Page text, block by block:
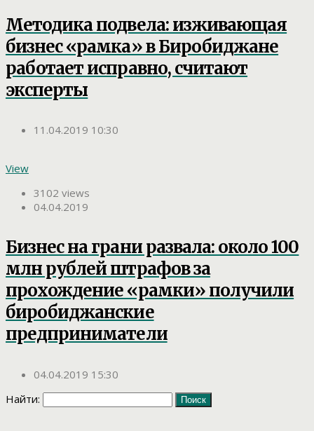
Методика подвела: изживающая
бизнес «рамка» в Биробиджане
работает исправно, считают
эксперты
11.04.2019 10:30
View
3102 views
04.04.2019
Бизнес на грани развала: около 100
млн рублей штрафов за
прохождение «рамки» получили
биробиджанские
предприниматели
04.04.2019 15:30
Найти: